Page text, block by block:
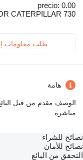
precio: 0.00
CATERPILLAR 730
طلب معلومات
هامة
الوصف مقدم من قبل
مباشرة.
نصائح للشراء
نصائح للأمان
التحقق من البائع